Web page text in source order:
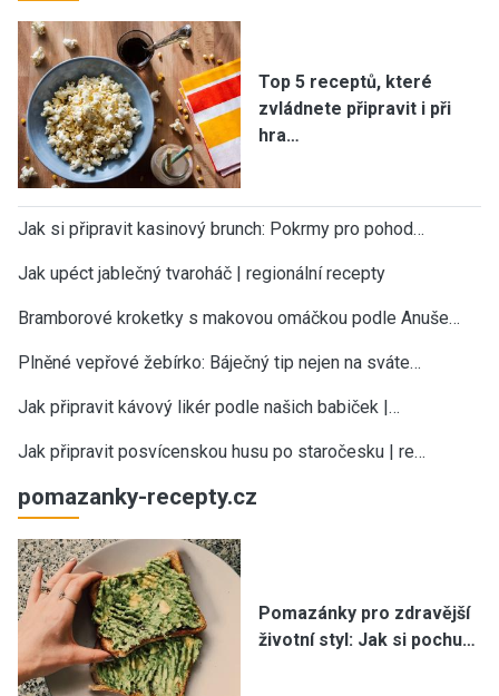
Top 5 receptů, které
zvládnete připravit i při
hra…
Jak si připravit kasinový brunch: Pokrmy pro pohod…
Jak upéct jablečný tvaroháč | regionální recepty
Bramborové kroketky s makovou omáčkou podle Anuše…
Plněné vepřové žebírko: Báječný tip nejen na sváte…
Jak připravit kávový likér podle našich babiček |…
Jak připravit posvícenskou husu po staročesku | re…
pomazanky-recepty.cz
Pomazánky pro zdravější
životní styl: Jak si pochu…